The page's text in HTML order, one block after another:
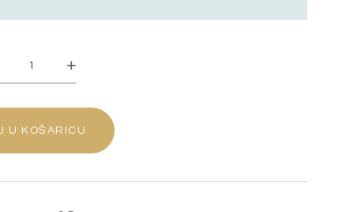
U KOŠARICU